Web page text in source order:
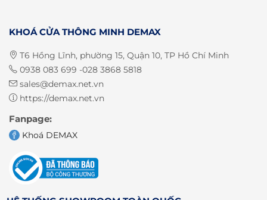
KHOÁ CỬA THÔNG MINH DEMAX
T6 Hồng Lĩnh, phường 15, Quận 10, TP Hồ Chí Minh
0938 083 699 -028 3868 5818
sales@demax.net.vn
https://demax.net.vn
Fanpage:
Khoá DEMAX